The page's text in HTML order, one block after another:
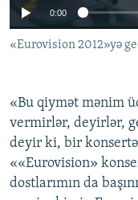
İZ - MƏDƏNIYYƏT
MATERIALLARIMIZDAN
AZADLIQRADIOSU
XƏBƏR
RFE/RL-in bütün
0:00
«Eurovision 2012»yə
«Bu qiymət mənim
vermirlər, deyirlər,
deyir ki, bir
««Eurovision»
dostlarımın da